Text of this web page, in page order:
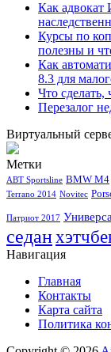
Как адвокат
Курсы по
полезны и
Как
8.3 для
Что сделать,
Перезалог
Виртуальный
Метки
ABT Sportsline BMW M4
Terrano 2014 Novitec
Патриот 2017
седан
Навигация
Главная
Контакты
Карта сайта
Политика